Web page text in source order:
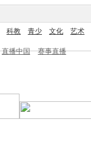
科教 青少 文化 艺术
直播中国 赛事直播